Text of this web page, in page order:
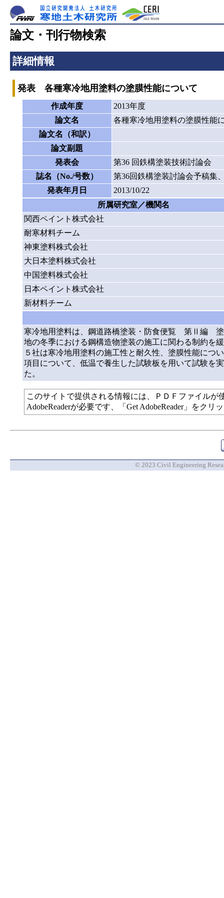
論文・刊行物検索
詳細情報
発表 各種寒冷地用塗料の塗膜性能について
作成年度
2013年度
論文名
各種寒冷地用塗料の塗膜性能
論文名（和訳）
論文副題
発表会
第36 回鉄構塗装技術討論会
誌名（No./号数）
第36回鉄構塗装討論会予稿集
発表年月日
2013/10/22
所属研究室／機関名
関西ペイント株式会社
耐寒材料チーム
神東塗料株式会社
大日本塗料株式会社
中国塗料株式会社
日本ペイント株式会社
新材料チーム
寒冷地用塗料は、鋼道路橋塗装・防食便覧 第Ⅱ編 塗
地の冬季における鋼構造物塗装の施工に関わる制約を
５社は寒冷地用塗料の施工性と耐久性、塗膜性能につ
項目について、低温で養生した試験板を用いて試験を
た。
このサイトで提供される情報には、ＰＤＦファイル
AdobeReaderが必要です、「Get AdobeReader」をク
© 2023 Civil Engineering